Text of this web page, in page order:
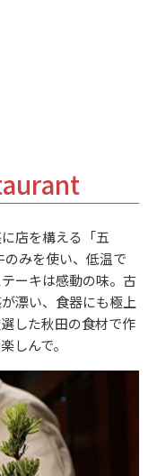
店を構える「五
のみを使い、低温で
ーキは感動の味。古
漂い、食器にも極上
した秋田の食材で作
しんで。